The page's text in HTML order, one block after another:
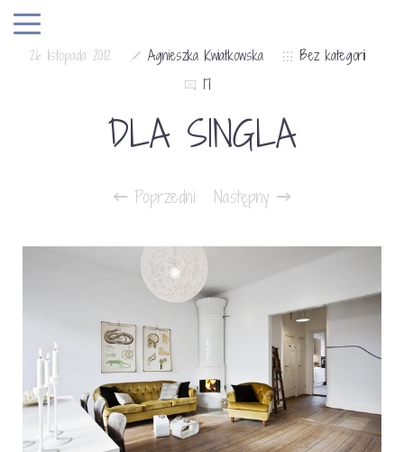
26 listopada 2012 Agnieszka Kwiatkowska
Bez kategorii
17
DLA SINGLA
Poprzedni Następny